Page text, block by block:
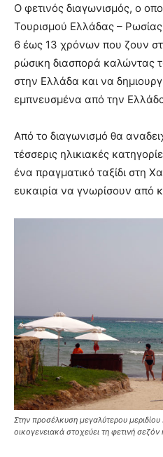
Ο φετινός διαγωνισμός, ο
Τουρισμού Ελλάδας –
6 έως 13 χρόνων που ζουν
ρώσικη διασπορά καλώντας
στην Ελλάδα και να
εμπνευσμένα από την
Από το διαγωνισμό θα
τέσσερις ηλικιακές
ένα πραγματικό ταξίδι στη
ευκαιρία να γνωρίσουν από
Στην προσέλκυση μεγαλύτερου
οικογενειακά στοχεύει τη φετινή σεζόν